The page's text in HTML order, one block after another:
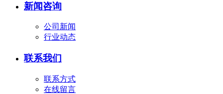
新闻咨询
公司新闻
行业动态
联系我们
联系方式
在线留言